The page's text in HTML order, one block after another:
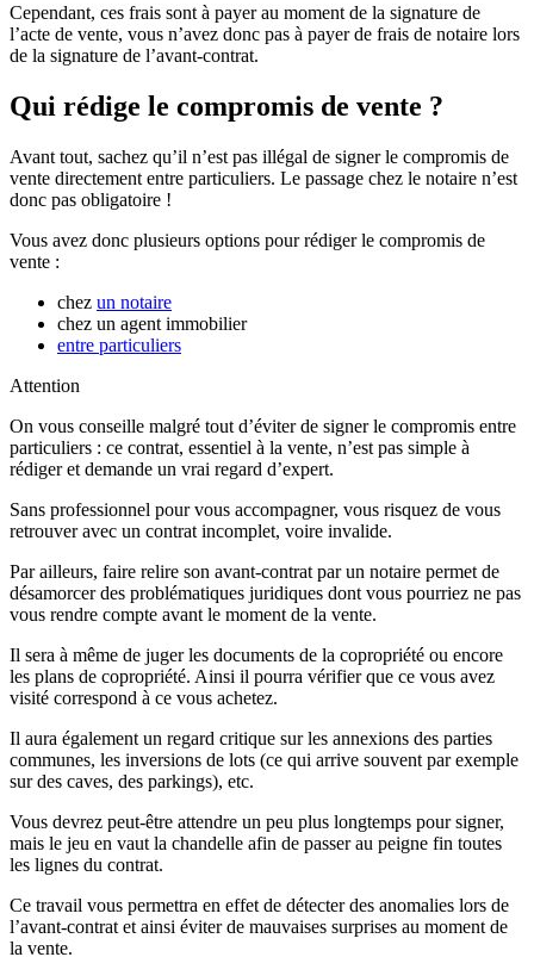
Cependant, ces frais sont à payer au moment de la signature de
l’acte de vente, vous n’avez donc pas à payer de frais de notaire lors
de la signature de l’avant-contrat.
Qui rédige le compromis de vente ?
Avant tout, sachez qu’il n’est pas illégal de signer le compromis de
vente directement entre particuliers. Le passage chez le notaire n’est
donc pas obligatoire !
Vous avez donc plusieurs options pour rédiger le compromis de
vente :
chez un notaire
chez un agent immobilier
entre particuliers
Attention
On vous conseille malgré tout d’éviter de signer le compromis entre
particuliers : ce contrat, essentiel à la vente, n’est pas simple à
rédiger et demande un vrai regard d’expert.
Sans professionnel pour vous accompagner, vous risquez de vous
retrouver avec un contrat incomplet, voire invalide.
Par ailleurs, faire relire son avant-contrat par un notaire permet de
désamorcer des problématiques juridiques dont vous pourriez ne pas
vous rendre compte avant le moment de la vente.
Il sera à même de juger les documents de la copropriété ou encore
les plans de copropriété. Ainsi il pourra vérifier que ce vous avez
visité correspond à ce vous achetez.
Il aura également un regard critique sur les annexions des parties
communes, les inversions de lots (ce qui arrive souvent par exemple
sur des caves, des parkings), etc.
Vous devrez peut-être attendre un peu plus longtemps pour signer,
mais le jeu en vaut la chandelle afin de passer au peigne fin toutes
les lignes du contrat.
Ce travail vous permettra en effet de détecter des anomalies lors de
l’avant-contrat et ainsi éviter de mauvaises surprises au moment de
la vente.